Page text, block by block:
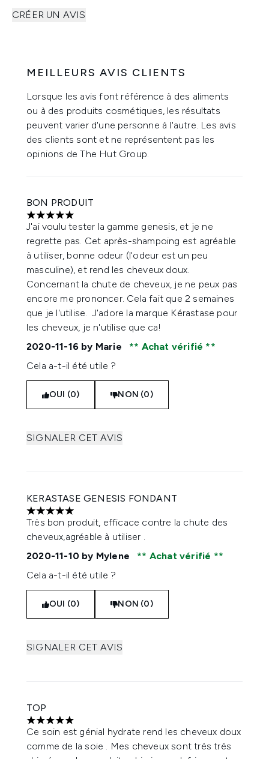
CRÉER UN AVIS
MEILLEURS AVIS CLIENTS
Lorsque les avis font référence à des aliments
ou à des produits cosmétiques, les résultats
peuvent varier d'une personne à l'autre. Les avis
des clients sont et ne représentent pas les
opinions de The Hut Group.
BON PRODUIT
5 étoiles sur un maximum de 5
J'ai voulu tester la gamme genesis, et je ne
regrette pas. Cet après-shampoing est agréable
à utiliser, bonne odeur (l'odeur est un peu
masculine), et rend les cheveux doux.
Concernant la chute de cheveux, je ne peux pas
encore me prononcer. Cela fait que 2 semaines
que je l'utilise. J'adore la marque Kérastase pour
les cheveux, je n'utilise que ca!
2020-11-16 by Marie
Achat vérifié
Cela a-t-il été utile ?
OUI (0) NON (0)
SIGNALER CET AVIS
KERASTASE GENESIS FONDANT
5 étoiles sur un maximum de 5
Très bon produit, efficace contre la chute des
cheveux,agréable à utiliser .
2020-11-10 by Mylene
Achat vérifié
Cela a-t-il été utile ?
OUI (0) NON (0)
SIGNALER CET AVIS
TOP
5 étoiles sur un maximum de 5
Ce soin est génial hydrate rend les cheveux doux
comme de la soie . Mes cheveux sont très très